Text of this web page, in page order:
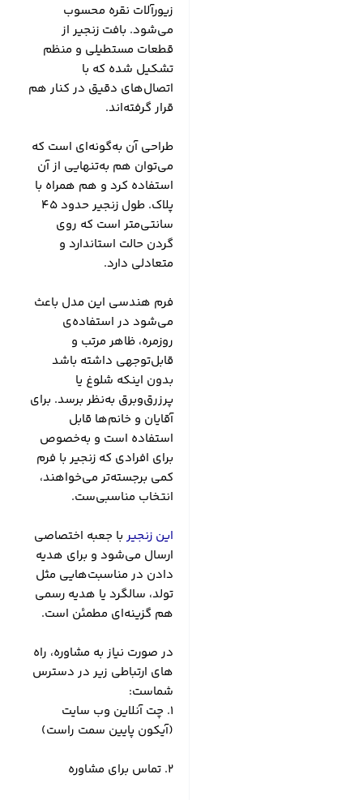
زیورآلات نقره محسوب
می‌شود. بافت زنجیر از
قطعات مستطیلی و منظم
تشکیل شده که با
اتصال‌های دقیق در کنار هم
قرار گرفته‌اند.
طراحی آن به‌گونه‌ای است که
می‌توان هم به‌تنهایی از آن
استفاده کرد و هم همراه با
پلاک. طول زنجیر حدود ۴۵
سانتی‌متر است که روی
گردن حالت استاندارد و
متعادلی دارد.
فرم هندسی این مدل باعث
می‌شود در استفاده‌ی
روزمره، ظاهر مرتب و
قابل‌توجهی داشته باشد
بدون اینکه شلوغ یا
پرزرق‌وبرق به‌نظر برسد. برای
آقایان و خانم‌ها قابل
استفاده است و به‌خصوص
برای افرادی که زنجیر با فرم
کمی برجسته‌تر می‌خواهند،
انتخاب مناسبی‌ست.
این زنجیربا جعبه اختصاصی
ارسال می‌شود و برای هدیه
دادن در مناسبت‌هایی مثل
تولد، سالگرد یا هدیه رسمی
هم گزینه‌ای مطمئن است.
در صورت نیاز به مشاوره، راه
های ارتباطی زیر در دسترس
شماست:
۱. چت آنلاین وب سایت
(آیکون پایین سمت راست)
۲. تماس برای مشاوره